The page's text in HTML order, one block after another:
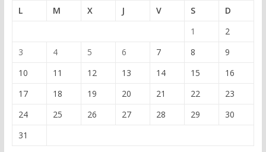
L
M X J V S
D
1
2
3
4 5 6 7 8
9
10
11 12 13 14 15
16
17
18 19 20 21 22
23
24
25 26 27 28 29
30
31